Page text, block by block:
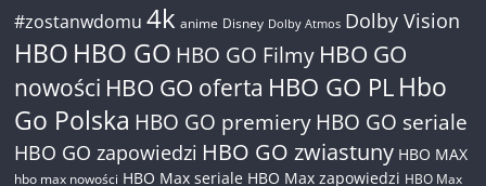
#zostanwdomu 4k anime Disney Dolby Atmos Dolby Vision
HBO HBO GO HBO GO Filmy HBO GO
nowości HBO GO oferta HBO GO PL Hbo
Go Polska HBO GO premiery HBO GO seriale
HBO GO zapowiedzi HBO GO zwiastuny HBO MAX
hbo max nowości HBO Max seriale HBO Max zapowiedzi HBO Max